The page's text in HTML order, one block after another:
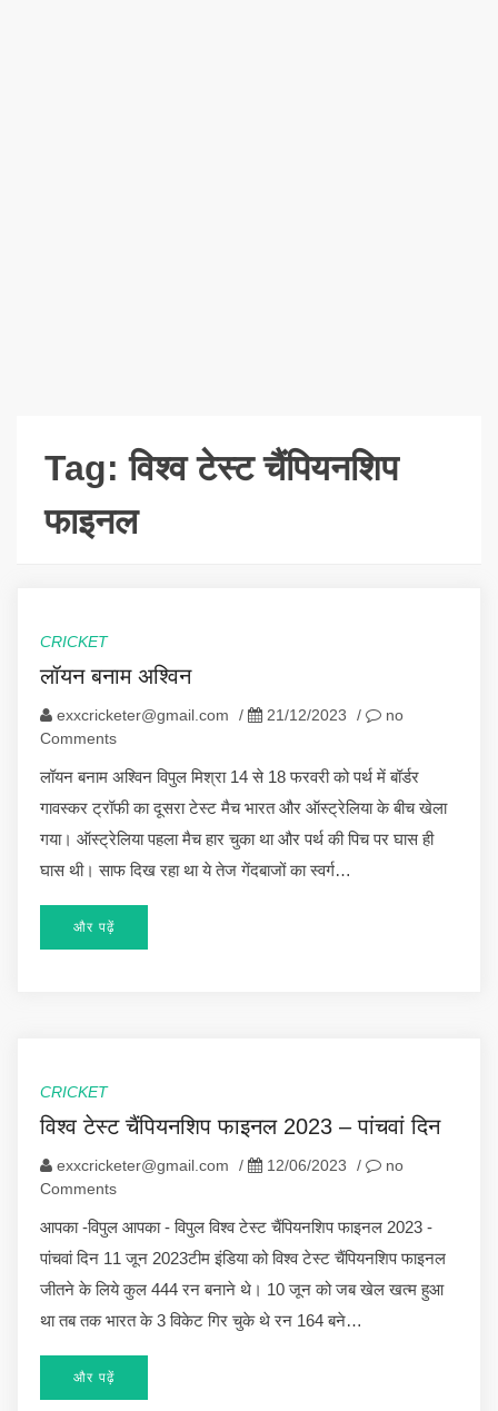
Tag:विश्व टेस्ट चैंपियनशिप
फाइनल
CRICKET
लॉयन बनाम अश्विन
exxcricketer@gmail.com / 21/12/2023 /
no
Comments
लॉयन बनाम अश्विन विपुल मिश्रा 14 से 18 फरवरी को पर्थ में बॉर्डर
गावस्कर ट्रॉफी का दूसरा टेस्ट मैच भारत और ऑस्ट्रेलिया के बीच खेला
गया। ऑस्ट्रेलिया पहला मैच हार चुका था और पर्थ की पिच पर घास ही
घास थी। साफ दिख रहा था ये तेज गेंदबाजों का स्वर्ग…
और पढ़ें
CRICKET
विश्व टेस्ट चैंपियनशिप फाइनल 2023 – पांचवां दिन
exxcricketer@gmail.com / 12/06/2023 /
no
Comments
आपका -विपुल आपका - विपुल विश्व टेस्ट चैंपियनशिप फाइनल 2023 -
पांचवां दिन 11 जून 2023टीम इंडिया को विश्व टेस्ट चैंपियनशिप फाइनल
जीतने के लिये कुल 444 रन बनाने थे। 10 जून को जब खेल खत्म हुआ
था तब तक भारत के 3 विकेट गिर चुके थे रन 164 बने…
और पढ़ें